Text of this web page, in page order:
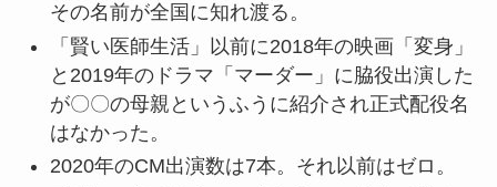
その名前が全国に知れ渡る。
「賢い医師生活」以前に2018年の映画「変身」
と2019年のドラマ「マーダー」に脇役出演した
が〇〇の母親というふうに紹介され正式配役名
はなかった。
2020年のCM出演数は7本。それ以前はゼロ。